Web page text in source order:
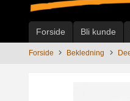
Forside Bli kunde
Forside Bekledning